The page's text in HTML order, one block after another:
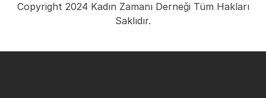
Copyright 2024 Kadın Zamanı Derneği Tüm Hakları
Saklıdır.